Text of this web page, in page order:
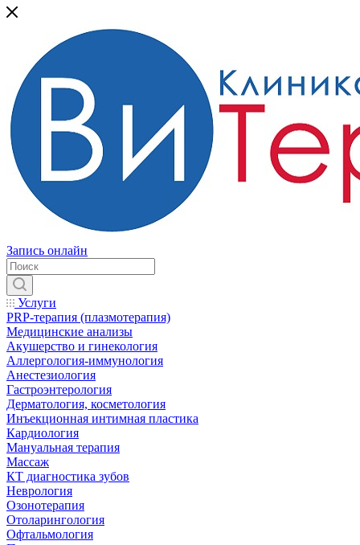
Запись онлайн
Услуги
PRP-терапия (плазмотерапия)
Медицинские анализы
Акушерство и гинекология
Аллергология-иммунология
Анестезиология
Гастроэнтерология
Дерматология, косметология
Инъекционная интимная пластика
Кардиология
Мануальная терапия
Массаж
КТ диагностика зубов
Неврология
Озонотерапия
Отоларингология
Офтальмология